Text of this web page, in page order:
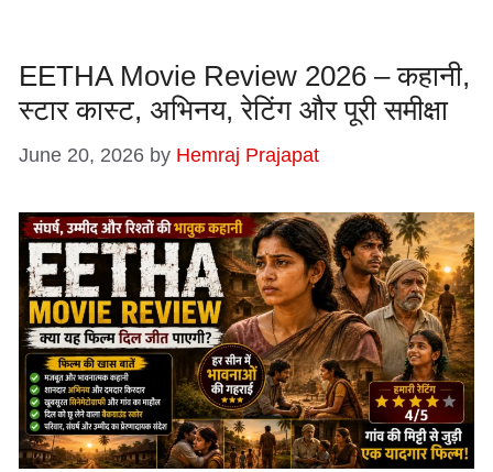
EETHA Movie Review 2026 – कहानी,
स्टार कास्ट, अभिनय, रेटिंग और पूरी समीक्षा
June 20, 2026 by Hemraj Prajapat